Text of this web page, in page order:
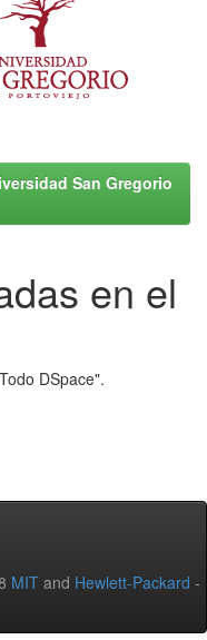
San Gregorio
en el
DSpace".
MIT and Hewlett-Packard -